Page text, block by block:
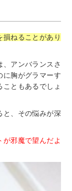
ねることがあり
アンバランスさ
に胸がグラマーす
ともあるでしょ
と、その悩みが深
が邪魔で望んだよ